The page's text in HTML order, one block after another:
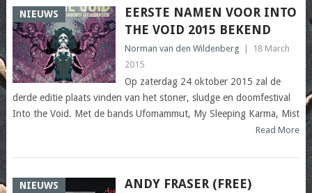
NIEUWS
EERSTE NAMEN VOOR INTO
THE VOID 2015 BEKEND
Norman van den Wildenberg
18 March
2015
Op zaterdag 24 oktober 2015 zal de
derde editie plaats vinden van het stoner, sludge en doomfestival
Into the Void. Met de bands Ufomammut, My Sleeping Karma, Mist
Read More
NIEUWS
ANDY FRASER (FREE)